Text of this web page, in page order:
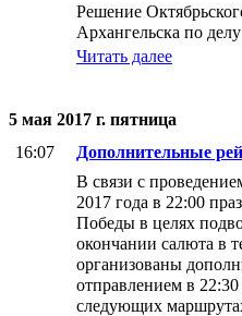
Решение
Архангельска по
Читать далее
5 мая 2017 г. пятница
16:07
Дополнительные
В связи с
2017 года в 22:00
Победы в целях
окончании салюта в
организованы
отправлением в
следующих